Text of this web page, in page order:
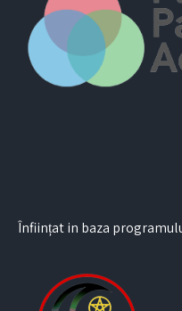
Înființat in baza